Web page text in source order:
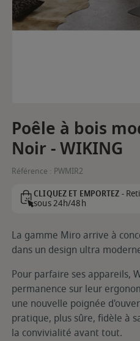
Poêle à bois
Noir - WIKING
Référence : PWMIR2
CLIQUEZ ET EMPORTEZ -
sous 24h/48h
La gamme Miro arrive à
dans un design ultra
Pour parfaire ses appareils,
permanence sur leur
une nouvelle poignée
pratique, plus sûre, fidèle à
la convivialité avant tout.